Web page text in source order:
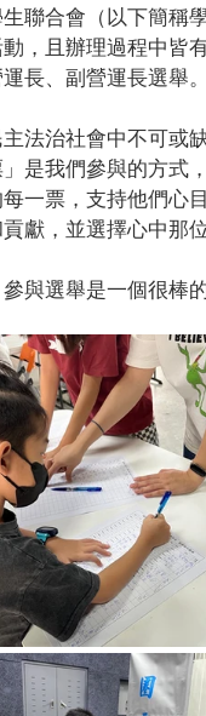
聯合會（以下簡稱
，且辦理過程中皆
長、副營運長選舉。
主法治社會中不可
是我們參與的方式
一票，支持他們心
獻，並選擇心中那
與選舉是一個很棒